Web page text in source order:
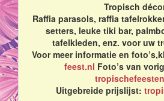
Tropisch
Raffia parasols, raffia
setters, leuke tiki bar,
tafelkleden, enz. voor uw
Voor meer informatie en
feest.nl Foto’s van
Uitgebreide prijslijst: